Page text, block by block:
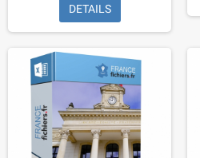
DETAILS